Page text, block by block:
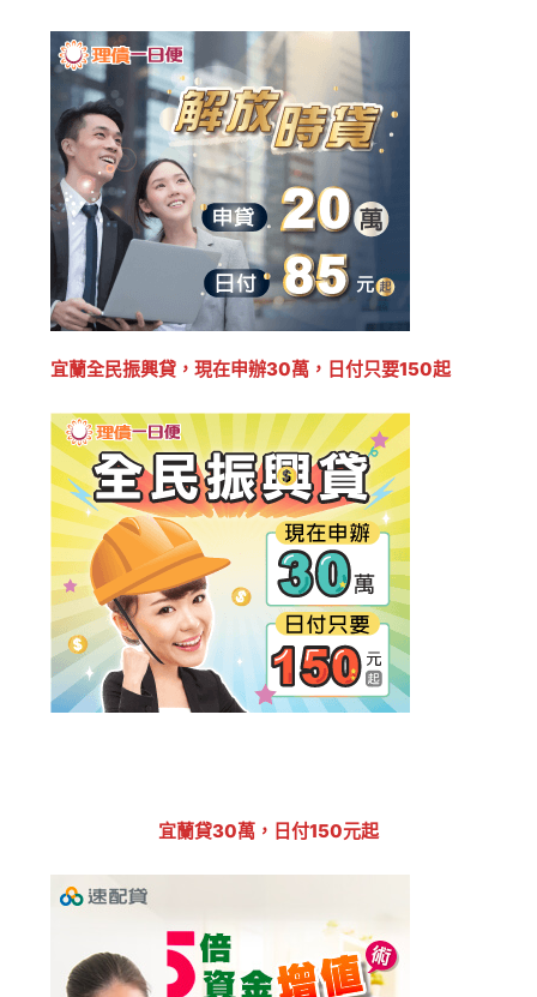
宜蘭全民振興貸，現在申辦30萬，日付只要150起
宜蘭貸30萬，日付150元起